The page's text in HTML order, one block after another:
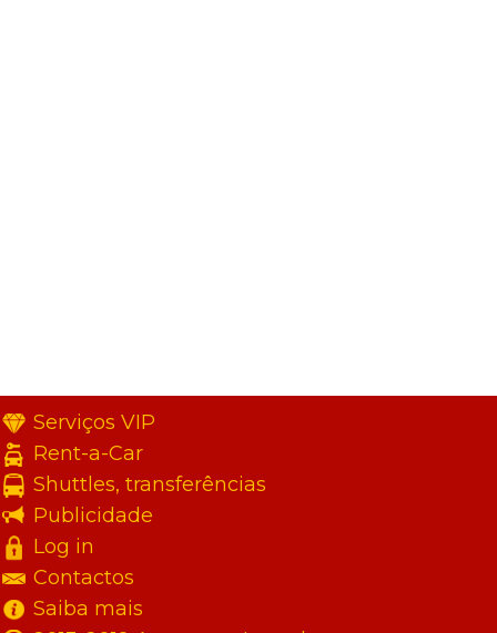
Serviços VIP
Rent-a-Car
Shuttles, transferências
Publicidade
Log in
Contactos
Saiba mais